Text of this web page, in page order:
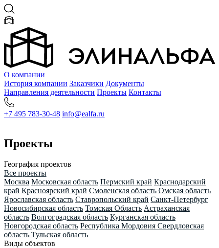
О компании
История компании Заказчики Документы
Направления деятельности Проекты Контакты
+7 495 783-30-48 info@ealfa.ru
Проекты
География проектов
Все проекты
Москва Московская область Пермский край Краснодарский
край Красноярский край Смоленская область Омская область
Ярославская область Ставропольский край Санкт-Петербург
Новосибирская область Томская Область Астраханская
область Волгоградская область Курганская область
Новгородская область Республика Мордовия Свердловская
область Тульская область
Виды объектов